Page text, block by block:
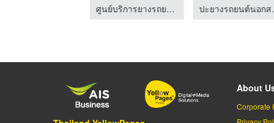
ศูนย์บริการยางรถยนต์ ลำปาง-พี.เอส ออโต้ไทร์
ปะยา
About
Corporate